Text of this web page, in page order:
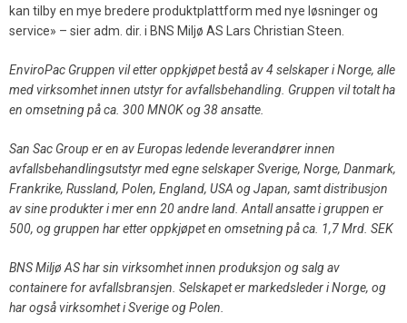
kan tilby en mye bredere produktplattform med nye løsninger og
service» – sier adm. dir. i BNS Miljø AS Lars Christian Steen.
EnviroPac Gruppen vil etter oppkjøpet bestå av 4 selskaper i Norge, alle
med virksomhet innen utstyr for avfallsbehandling. Gruppen vil totalt ha
en omsetning på ca. 300 MNOK og 38 ansatte.
San Sac Group er en av Europas ledende leverandører innen
avfallsbehandlingsutstyr med egneselskaper Sverige, Norge, Danmark,
Frankrike, Russland, Polen, England, USA og Japan, samt distribusjon
av sine produkter i mer enn 20 andre land. Antall ansatte i gruppen er
500, og gruppen har etter oppkjøpet en omsetning på ca. 1,7 Mrd. SEK
BNS Miljø AS har sin virksomhet innen produksjon og salg av
containere for avfallsbransjen. Selskapet er markedsleder i Norge, og
har også virksomhet i Sverige og Polen.